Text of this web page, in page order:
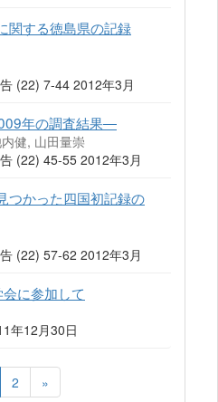
関する徳島県の記録
(22) 7-44 2012年3月
年の調査結果―
健, 山田量崇
(22) 45-55 2012年3月
つかった四国初記録の
(22) 57-62 2012年3月
に参加して
年12月30日
2 »